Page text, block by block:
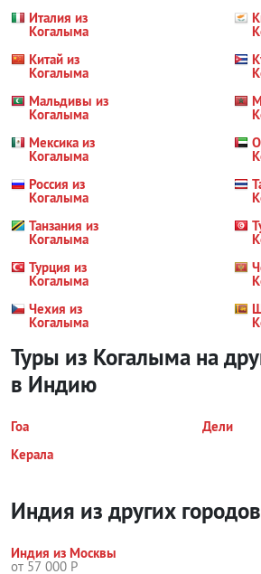
Италия из
Когалыма
Китай из
Когалыма
Мальдивы из
Когалыма
Мексика из
Когалыма
Россия из
Когалыма
Танзания из
Когалыма
Турция из
Когалыма
Чехия из
Когалыма
Туры из Когалыма на
в Индию
Гоа
Дели
Керала
Индия из других городов
Индия из Москвы
от 57 000 Р